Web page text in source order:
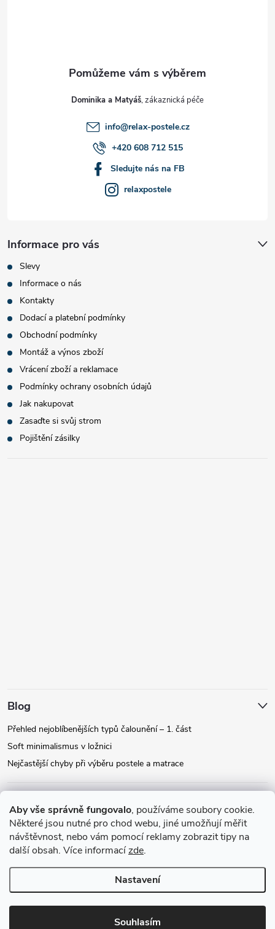
Aby vše správně fungovalo, používáme soubory cookie.
Některé jsou nutné pro chod webu, jiné umožňují měřit
návštěvnost, nebo vám pomocí reklamy zobrazit tipy na
další obsah. Více informacízde.
Nastavení
Souhlasím
Dominika a Matyáš
info@relax-postele.cz
+420 608 712 515
Sledujte nás na FB
relaxpostele
Informace pro vás
Slevy
Informace o nás
Kontakty
Dodací a platební podmínky
Obchodní podmínky
Montáž a výnos zboží
Vrácení zboží a reklamace
Podmínky ochrany osobních údajů
Jak nakupovat
Zasaďte si svůj strom
Pojištění zásilky
Blog
Přehled nejoblíbenějších typů čalounění – 1. část
Soft minimalismus v ložnici
Nejčastější chyby při výběru postele a matrace
Instagram
Copyright 2026Relax-postele.cz. Všechna práva vyhrazena.Upravit
nastavení cookies